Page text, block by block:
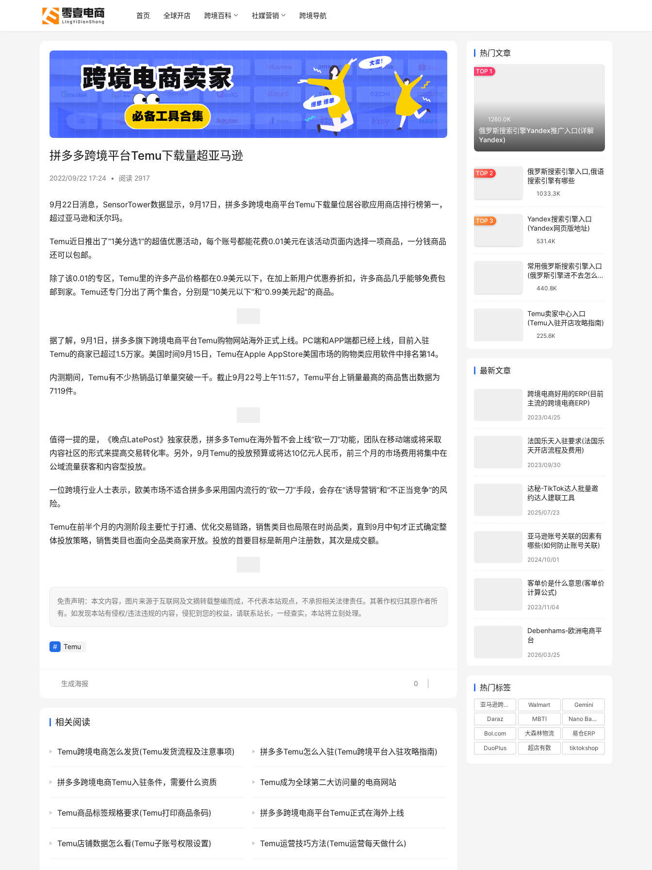
首页 全球开店 跨境百科 社媒营销 跨境导航
拼多多跨境平台Temu下载量超亚马逊
2022/09/22 17:24 • 阅读 2917
9月22日消息，SensorTower数据显示，9月17日，拼多多跨境电商平台Temu下载量位居谷歌应用商店排行榜第一，
超过亚马逊和沃尔玛。
Temu近日推出了“1美分选1”的超值优惠活动，每个账号都能花费0.01美元在该活动页面内选择一项商品，一分钱商品
还可以包邮。
除了该0.01的专区，Temu里的许多产品价格都在0.9美元以下，在加上新用户优惠券折扣，许多商品几乎能够免费包
邮到家。Temu还专门分出了两个集合，分别是“10美元以下”和“0.99美元起”的商品。
据了解，9月1日，拼多多旗下跨境电商平台Temu购物网站海外正式上线。PC端和APP端都已经上线，目前入驻
Temu的商家已超过1.5万家。美国时间9月15日，Temu在Apple AppStore美国市场的购物类应用软件中排名第14。
内测期间，Temu有不少热销品订单量突破一千。截止9月22号上午11:57，Temu平台上销量最高的商品售出数据为
7119件。
值得一提的是，《晚点LatePost》独家获悉，拼多多Temu在海外暂不会上线“砍一刀”功能，团队在移动端或将采取
内容社区的形式来提高交易转化率。另外，9月Temu的投放预算或将达10亿元人民币，前三个月的市场费用将集中在
公域流量获客和内容型投放。
一位跨境行业人士表示，欧美市场不适合拼多多采用国内流行的“砍一刀”手段，会存在“诱导营销”和“不正当竞争”的风
险。
Temu在前半个月的内测阶段主要忙于打通、优化交易链路，销售类目也局限在时尚品类，直到9月中旬才正式确定整
体投放策略，销售类目也面向全品类商家开放。投放的首要目标是新用户注册数，其次是成交额。
免责声明：本文内容，图片来源于互联网及文摘转载整编而成，不代表本站观点，不承担相关法律责任。其著作权归其原作者所
有。如发现本站有侵权/违法违规的内容，侵犯到您的权益，请联系站长，一经查实，本站将立刻处理。
Temu
0
生成海报
相关阅读
Temu跨境电商怎么发货(Temu发货流程及注意事项) 拼多多Temu怎么入驻(Temu跨境平台入驻攻略指南)
拼多多跨境电商Temu入驻条件，需要什么资质 Temu成为全球第二大访问量的电商网站
Temu商品标签规格要求(Temu打印商品条码) 拼多多跨境电商平台Temu正式在海外上线
Temu店铺数据怎么看(Temu子账号权限设置) Temu运营技巧方法(Temu运营每天做什么)
热门文章
1260.0K
俄罗斯搜索引擎Yandex推广入口(详解
Yandex)
俄罗斯搜索引擎入口,俄语
搜索引擎有哪些
1033.3K
Yandex搜索引擎入口
(Yandex网页版地址)
531.4K
常用俄罗斯搜索引擎入口
(俄罗斯引擎进不去怎么
440.8K
Temu卖家中心入口
(Temu入驻开店攻略指南)
225.6K
最新文章
跨境电商好用的ERP(目前
主流的跨境电商ERP)
2023/04/25
法国乐天入驻要求(法国乐
天开店流程及费用)
2023/09/30
达秘-TikTok达人批量邀
约达人建联工具
2025/07/23
亚马逊账号关联的因素有
哪些(如何防止账号关联)
2024/10/01
客单价是什么意思(客单价
计算公式)
2023/11/04
Debenhams-欧洲电商平
台
2026/03/25
热门标签
亚马逊跨境电商 Walmart
Gemini
Daraz
MBTI
Nano Banana
Bol.com
大森林物流
易仓ERP
DuoPlus
超店有数 tiktokshop